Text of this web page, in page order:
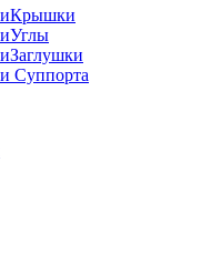
Крышки
Углы
Заглушки
Суппорта